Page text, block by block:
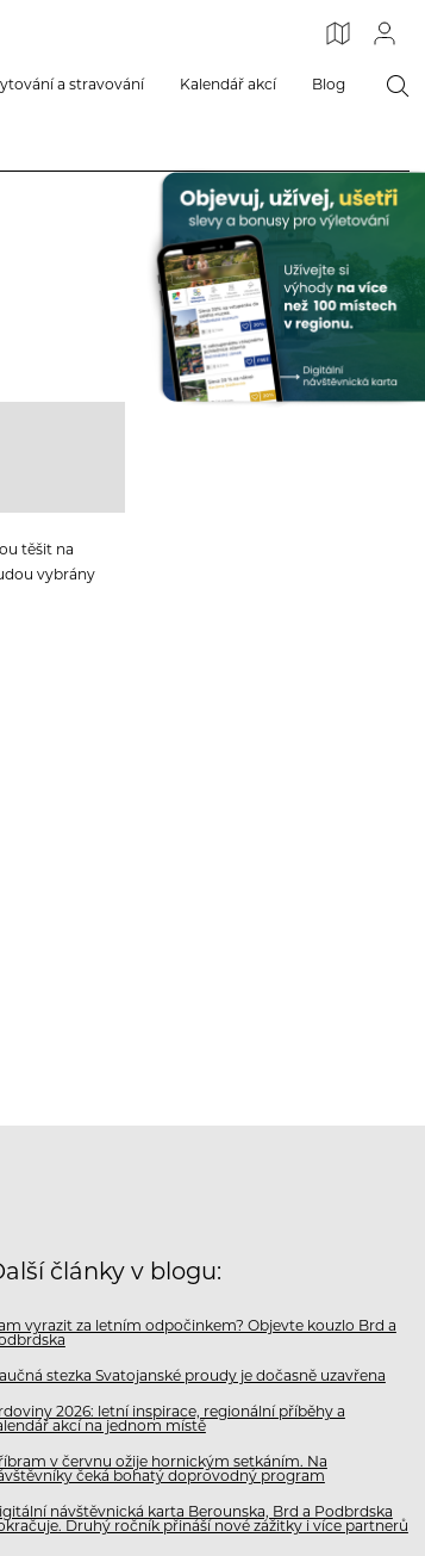
a stravování Kalendář akcí Blog
těšit na
vybrány
články v blogu:
vyrazit za letním odpočinkem? Objevte kouzlo Brd a
stezka Svatojanské proudy je dočasně uzavřena
2026: letní inspirace, regionální příběhy a
akcí na jednom místě
v červnu ožije hornickým setkáním. Na
čeká bohatý doprovodný program
návštěvnická karta Berounska, Brd a Podbrdska
Druhý ročník přináší nové zážitky i více partnerů